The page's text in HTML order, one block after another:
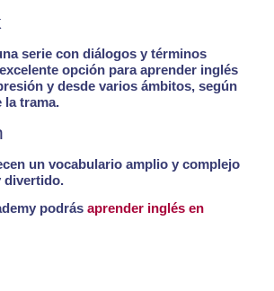
serie condiálogos y términos
opción para aprender inglés
y desde varios ámbitos, según
la trama.
unvocabulario amplio y complejo
divertido.
podrásaprender inglés en